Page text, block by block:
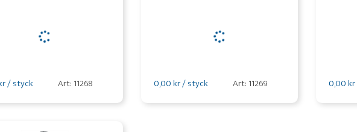
/ styck Art: 11268 0,00 kr / styck Art: 11269 0,00